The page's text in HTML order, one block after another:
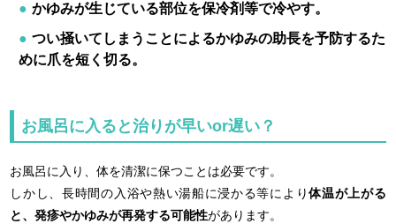
かゆみが生じている部位を保冷剤等で冷やす。
つい掻いてしまうことによるかゆみの助長を予防するた
めに爪を短く切る。
お風呂に入ると治りが早いor遅い？
お風呂に入り、体を清潔に保つことは必要です。
しかし、長時間の入浴や熱い湯船に浸かる等により体温が上がる
と、発疹やかゆみが再発する可能性があります。